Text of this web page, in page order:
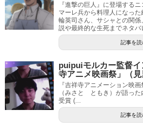
『進撃の巨人』に登場する
マーレ兵から料理人になっ
輪英司さん、サシャとの関
説や最終的な生死までネタバ
記事を読
puipuiモルカー監督
寺アニメ映画祭」（見
『吉祥寺アニメーション映
（みさと ともき）が語っ
受賞 (...
記事を読